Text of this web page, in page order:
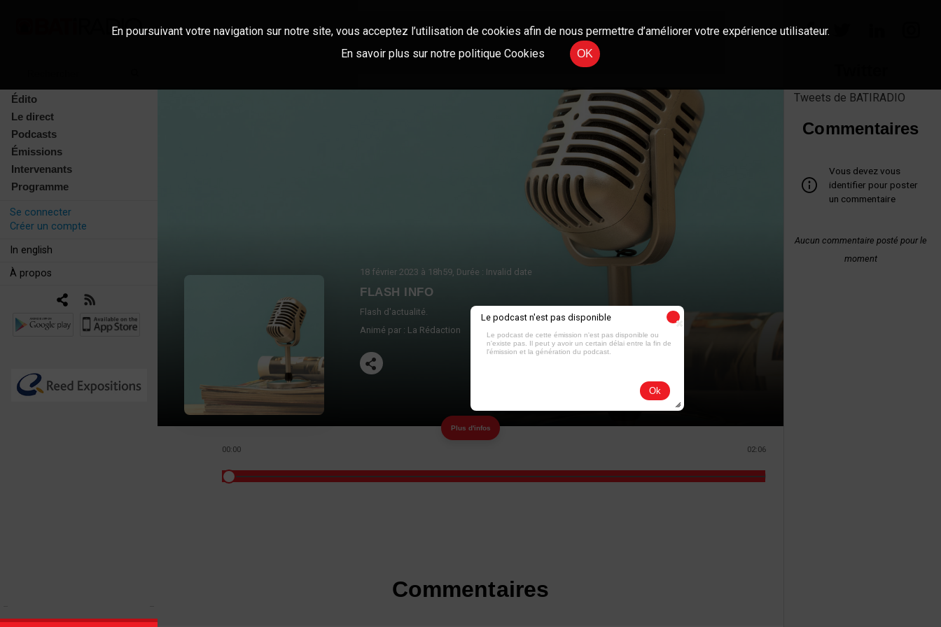
Édito
Le direct
Podcasts
Émissions
Intervenants
Programme
Se connecter
Créer un compte
In english
À propos
18 février 2023 à 18h59, Durée : Invalid date
FLASH INFO
Flash d'actualité.
Animé par : La Rédaction
Plus d'infos
00:00 02:06
Commentaires
Tweets de BATIRADIO
Commentaires
Vous devez vous
identifier pour poster
un commentaire
Aucun commentaire posté pour le
moment
En poursuivant votre navigation sur notre site, vous acceptez l’utilisation de cookies afin de nous permettre d’améliorer votre expérience utilisateur.
En savoir plus sur notre politique Cookies
OK
Le podcast n'est pas disponible
Le podcast de cette émission n'est pas disponible ou
n'existe pas. Il peut y avoir un certain délai entre la fin de
l'émission et la génération du podcast.
Ok